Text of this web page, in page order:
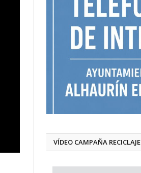
VÍDEO CAMPAÑA RECICLAJE